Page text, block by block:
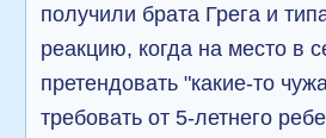
получили брата Грега и
реакцию, когда на место в
претендовать "какие-то
требовать от 5-летнего